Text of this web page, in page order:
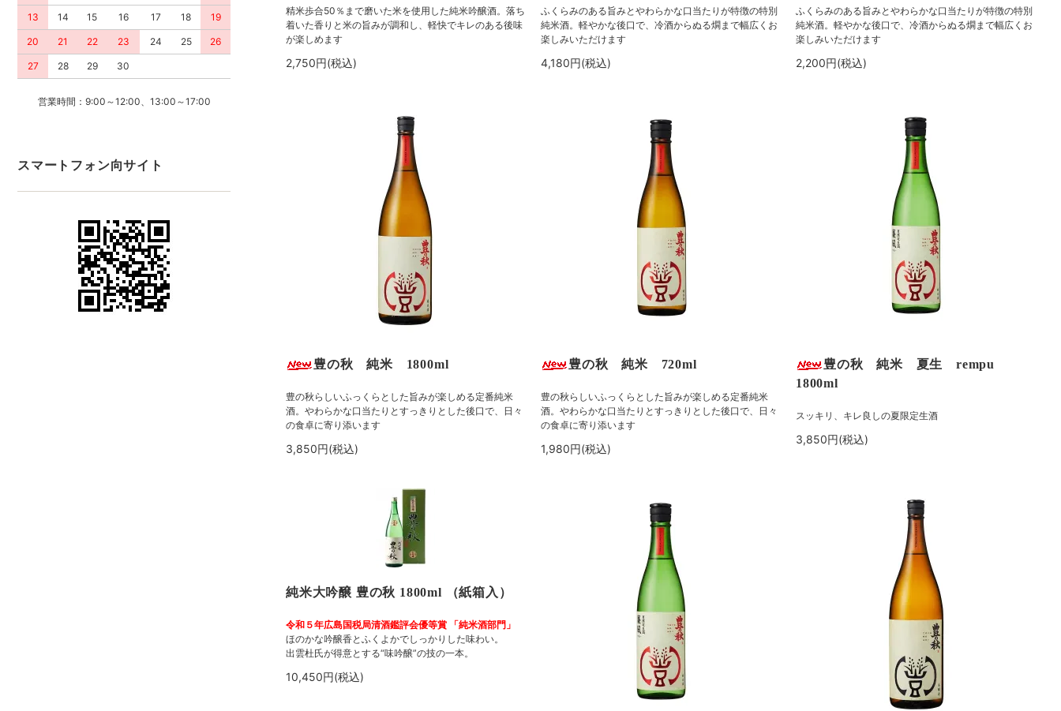
13 14 15 16 17 18 19
20 21 22 23 24 25 26
27 28 29 30
営業時間：9:00～12:00、13:00～17:00
スマートフォン向サイト
精米歩合50％まで磨いた米を使用した純米吟醸酒。落ち
着いた香りと米の旨みが調和し、軽快でキレのある後味
が楽しめます
2,750円(税込)
ふくらみのある旨みとやわらかな口当たりが特徴の特別
純米酒。軽やかな後口で、冷酒からぬる燗まで幅広くお
楽しみいただけます
4,180円(税込)
ふくらみのある旨みとやわらかな口当たりが特徴の特別
純米酒。軽やかな後口で、冷酒からぬる燗まで幅広くお
楽しみいただけます
2,200円(税込)
豊の秋 純米 1800ml
豊の秋らしいふっくらとした旨みが楽しめる定番純米
酒。やわらかな口当たりとすっきりとした後口で、日々
の食卓に寄り添います
3,850円(税込)
豊の秋 純米 720ml
豊の秋らしいふっくらとした旨みが楽しめる定番純米
酒。やわらかな口当たりとすっきりとした後口で、日々
の食卓に寄り添います
1,980円(税込)
豊の秋 純米 夏生 rempu
1800ml
スッキリ、キレ良しの夏限定生酒
3,850円(税込)
純米大吟醸 豊の秋 1800ml （紙箱入）
令和５年広島国税局清酒鑑評会優等賞 「純米酒部門」
ほのかな吟醸香とふくよかでしっかりした味わい。
出雲杜氏が得意とする“味吟醸”の技の一本。
10,450円(税込)